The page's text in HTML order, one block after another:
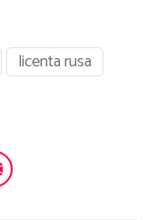
licenta rusa